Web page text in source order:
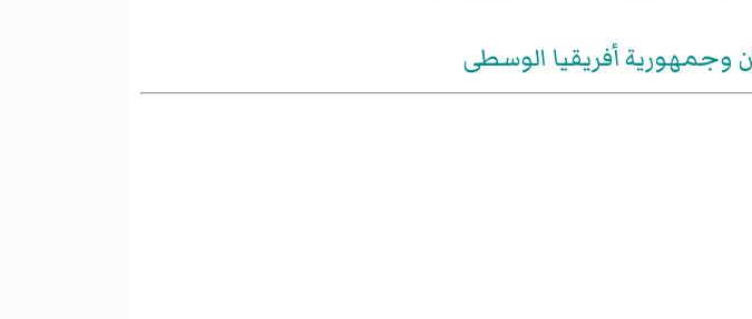
وجمهورية أفريقيا الوسطى